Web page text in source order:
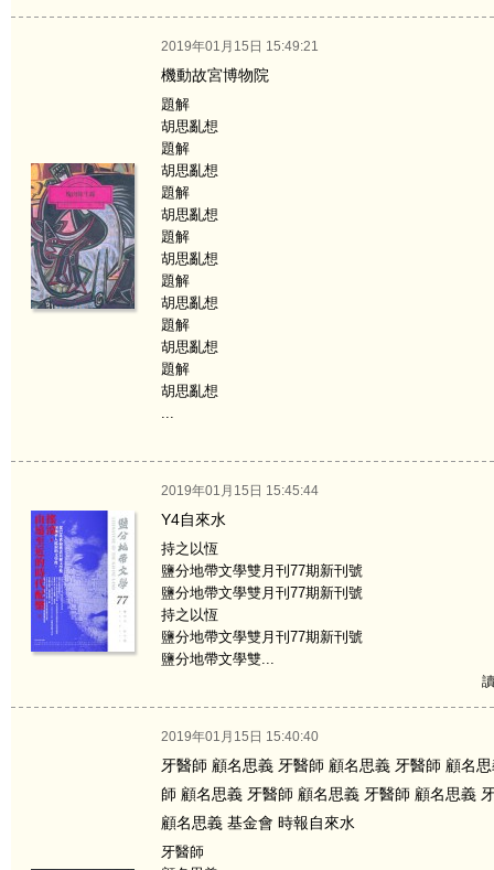
2019年01月15日 15:49:21
機動故宮博物院
題解
胡思亂想
題解
胡思亂想
題解
胡思亂想
題解
胡思亂想
題解
胡思亂想
題解
胡思亂想
題解
胡思亂想
...
2019年01月15日 15:45:44
Y4自來水
持之以恆
鹽分地帶文學雙月刊77期新刊號
鹽分地帶文學雙月刊77期新刊號
持之以恆
鹽分地帶文學雙月刊77期新刊號
鹽分地帶文學雙...
2019年01月15日 15:40:40
牙醫師 顧名思義 牙醫師 顧名思義 牙醫師 顧名
師 顧名思義 牙醫師 顧名思義 牙醫師 顧名思義
顧名思義 基金會 時報自來水
牙醫師